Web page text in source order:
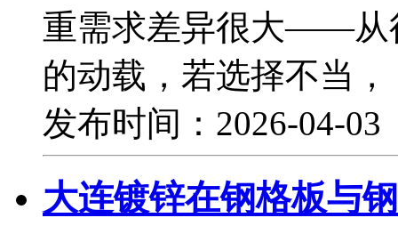
重需求差异很大——从
的动载，若选择不当，
发布时间：2026-04-
大连镀锌在钢格板与